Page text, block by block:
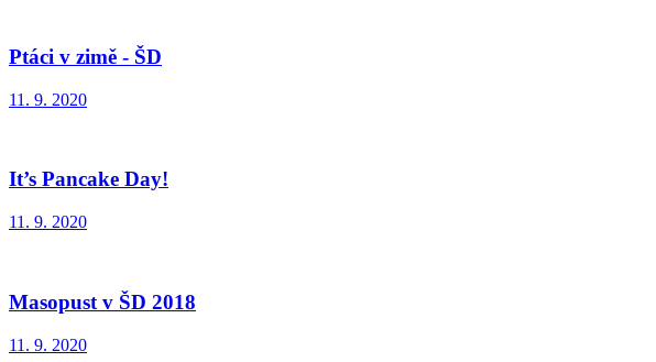
Ptáci v zimě - ŠD
11. 9. 2020
It’s Pancake Day!
11. 9. 2020
Masopust v ŠD 2018
11. 9. 2020